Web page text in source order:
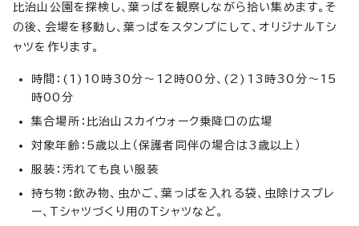
比治山公園を探検し、葉っぱを観察しながら拾い集めます。そ
の後、会場を移動し、葉っぱをスタンプにして、オリジナルTシ
ャツを作ります。
時間：(1)10時30分～12時00分、(2)13時30分～15
時00分
集合場所：比治山スカイウォーク乗降口の広場
対象年齢：5歳以上（保護者同伴の場合は3歳以上）
服装：汚れても良い服装
持ち物：飲み物、虫かご、葉っぱを入れる袋、虫除けスプレ
ー、Tシャツづくり用のTシャツなど。